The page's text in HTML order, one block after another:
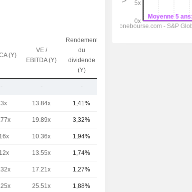
(Y)
VE /
EBITDA (Y)
Rendement
du
dividende
(Y)
- - -
13.84x 1,41%
19.89x 3,32%
10.36x 1,94%
13.55x 1,74%
17.21x 1,27%
25.51x 1,88%